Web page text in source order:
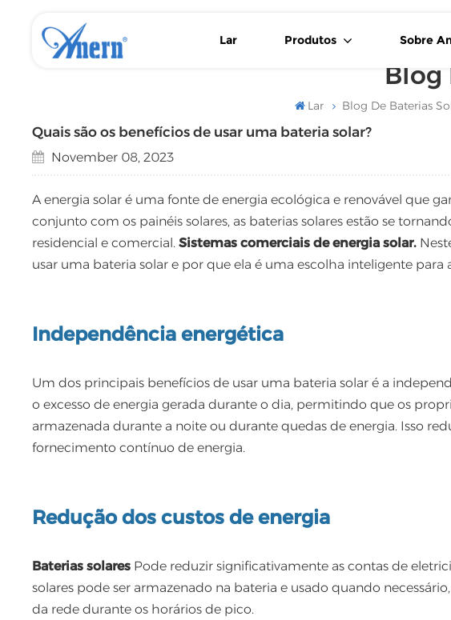
Lar Produtos Sobre
Blog
Lar Blog De Baterias
Quais são os benefícios de usar uma bateria solar?
November 08, 2023
A energia solar é uma fonte de energia ecológica e renovável que
conjunto com os painéis solares, as baterias solares estão se
residencial e comercial.Sistemas comerciais de energia solar.
usar uma bateria solar e por que ela é uma escolha inteligente
Independência energética
Um dos principais benefícios de usar uma bateria solar é a
o excesso de energia gerada durante o dia, permitindo que os
armazenada durante a noite ou durante quedas de energia. Isso
fornecimento contínuo de energia.
Redução dos custos de energia
Baterias solares Pode reduzir significativamente as contas de
solares pode ser armazenado na bateria e usado quando
da rede durante os horários de pico.